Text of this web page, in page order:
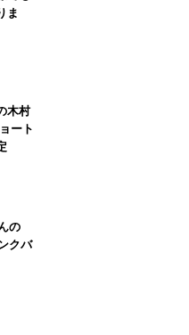
ま
木村
ート
の
クバ